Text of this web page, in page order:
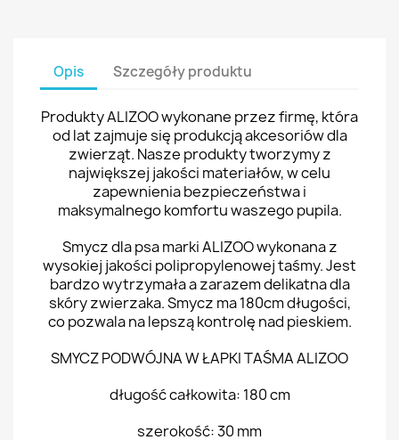
Opis Szczegóły produktu
Produkty ALIZOO wykonane przez firmę, która
od lat zajmuje się produkcją akcesoriów dla
zwierząt. Nasze produkty tworzymy z
największej jakości materiałów, w celu
zapewnienia bezpieczeństwa i
maksymalnego komfortu waszego pupila.
Smycz dla psa marki ALIZOO wykonana z
wysokiej jakości polipropylenowej taśmy. Jest
bardzo wytrzymała a zarazem delikatna dla
skóry zwierzaka. Smycz ma 180cm długości,
co pozwala na lepszą kontrolę nad pieskiem.
SMYCZ PODWÓJNA W ŁAPKI TAŚMA ALIZOO
długość całkowita: 180 cm
szerokość: 30 mm